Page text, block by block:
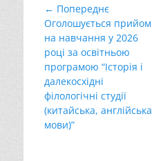
Навігація
записів
← Попереднє
Попередній
запис:
Оголошується прийом
на навчання у 2026
році за освітньою
програмою “Історія і
далекосхідні
філологічні студії
(китайська, англійська
мови)”